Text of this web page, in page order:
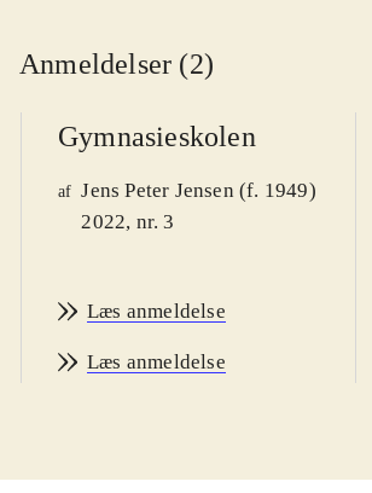
Anmeldelser (2)
Gymnasieskolen
af Jens Peter Jensen (f. 1949)
2022, nr. 3
Læs anmeldelse
Læs anmeldelse